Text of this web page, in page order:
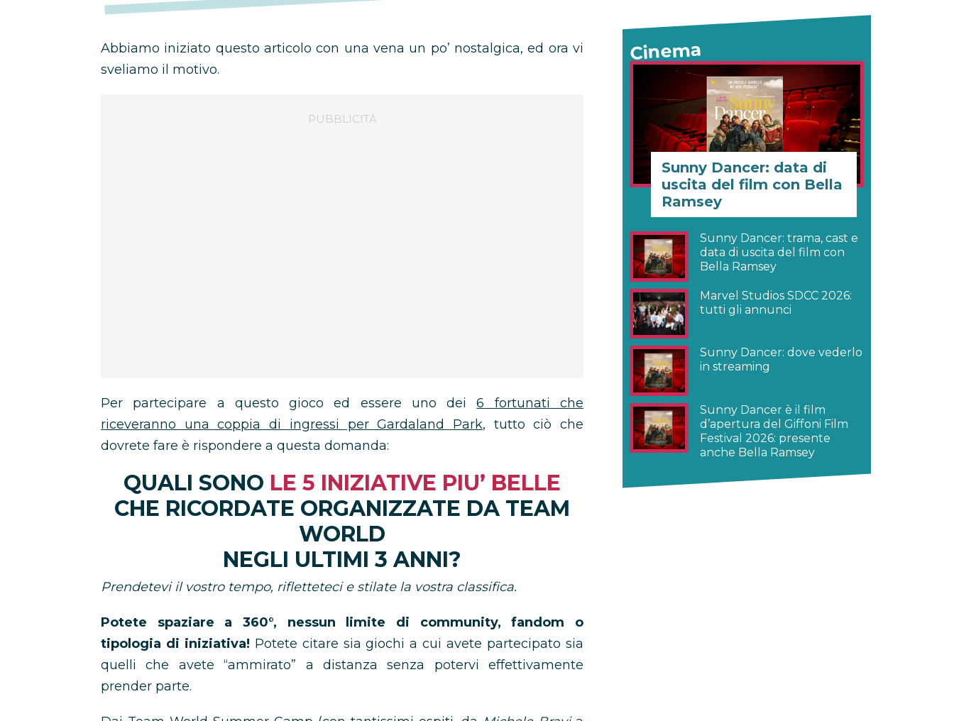
Abbiamo iniziato questo articolo con una vena un po’ nostalgica, ed ora vi
sveliamo il motivo.
Per partecipare a questo gioco ed essere uno dei6 fortunati che
riceveranno una coppia di ingressi per Gardaland Park, tutto ciò che
dovrete fare è rispondere a questa domanda:
QUALI SONO LE 5 INIZIATIVE PIU’ BELLE
CHE RICORDATE ORGANIZZATE DA TEAM
WORLD
NEGLI ULTIMI 3 ANNI?
Prendetevi il vostro tempo, rifletteteci e stilate la vostra classifica.
Potete spaziare a 360°, nessun limite di community, fandom o
tipologia di iniziativa! Potete citare sia giochi a cui avete partecipato sia
quelli che avete “ammirato” a distanza senza potervi effettivamente
prender parte.
Cinema
Sunny Dancer: data di
uscita del film con Bella
Ramsey
Sunny Dancer: trama, cast e
data di uscita del film con
Bella Ramsey
Marvel Studios SDCC 2026:
tutti gli annunci
Sunny Dancer: dove vederlo
in streaming
Sunny Dancer è il film
d’apertura del Giffoni Film
Festival 2026: presente
anche Bella Ramsey